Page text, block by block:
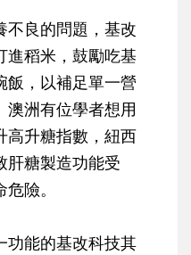
不良的問題，基改
進稻米，鼓勵吃基
飯，以補足單一營
澳洲有位學者想用
高升糖指數，紐西
肝糖製造功能受
險。
功能的基改科技其